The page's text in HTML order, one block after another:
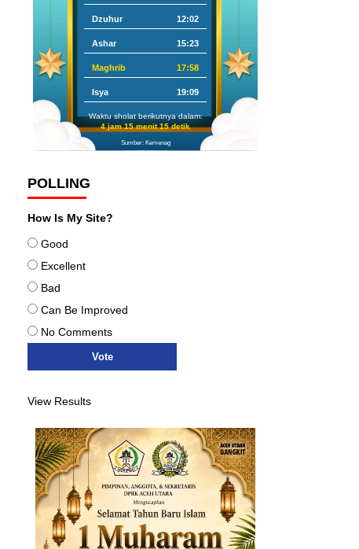
Dzuhur 12:02
Ashar 15:23
Maghrib 17:58
Isya 19:09
Waktu sholat berikutnya dalam:
4 jam 15 menit 14 detik
Sumber: Kemenag
POLLING
How Is My Site?
Good
Excellent
Bad
Can Be Improved
No Comments
View Results